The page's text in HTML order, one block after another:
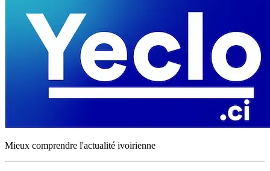
Mieux comprendre l'actualité ivoirienne